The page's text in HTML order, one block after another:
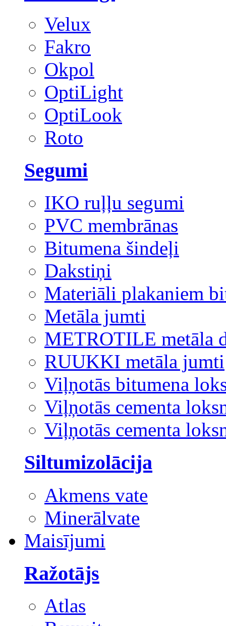
Velux
Fakro
Okpol
OptiLight
OptiLook
Roto
Segumi
IKO ruļļu segumi
PVC membrānas
Bitumena šindeļi
Dakstiņi
Materiāli plakaniem
Metāla jumti
METROTILE metāla
RUUKKI metāla jumti
Viļņotās bitumena
Viļņotās cementa
Viļņotās cementa
Siltumizolācija
Akmens vate
Minerālvate
Maisījumi
Ražotājs
Atlas